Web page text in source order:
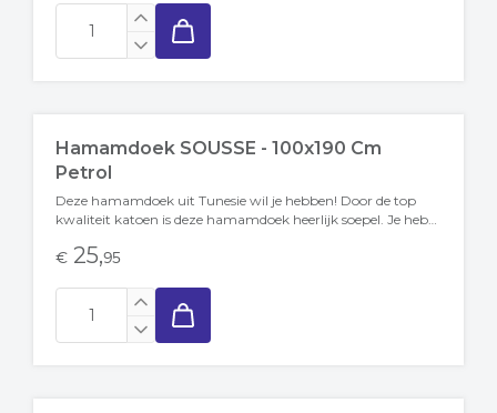
Hamamdoek SOUSSE - 100x190 Cm
Petrol
Deze hamamdoek uit Tunesie wil je hebben! Door de top
kwaliteit katoen is deze hamamdoek heerlijk soepel. Je hebt
€ 25,95